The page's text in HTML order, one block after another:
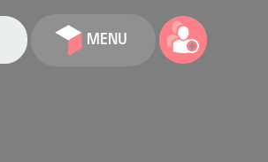
MENU